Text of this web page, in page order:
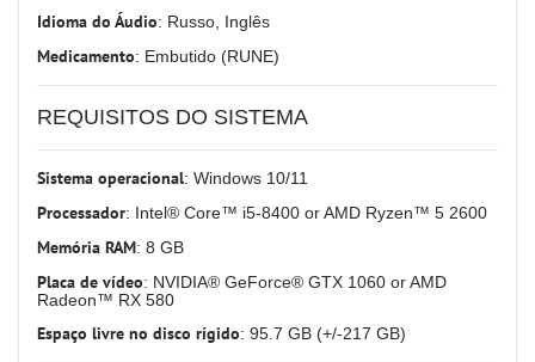
Idioma do Áudio: Russo, Inglês
Medicamento: Embutido (RUNE)
REQUISITOS DO SISTEMA
Sistema operacional: Windows 10/11
Processador: Intel® Core™ i5-8400 or AMD Ryzen™ 5 2600
Memória RAM: 8 GB
Placa de vídeo: NVIDIA® GeForce® GTX 1060 or AMD
Radeon™ RX 580
Espaço livre no disco rígido: 95.7 GB (+/-217 GB)